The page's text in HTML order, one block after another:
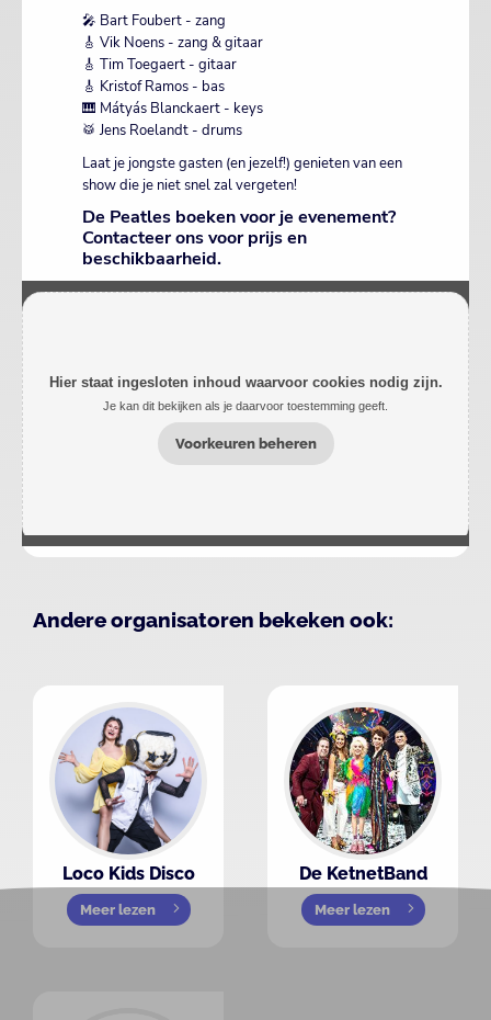
🎤 Bart Foubert - zang
🎸 Vik Noens - zang & gitaar
🎸 Tim Toegaert - gitaar
🎸 Kristof Ramos - bas
🎹 Mátyás Blanckaert - keys
🥁 Jens Roelandt - drums
Laat je jongste gasten (en jezelf!) genieten van een
show die je niet snel zal vergeten!
De Peatles boeken voor je evenement?
Contacteer ons voor prijs en
beschikbaarheid.
Hier staat ingesloten inhoud waarvoor cookies nodig zijn.
Je kan dit bekijken als je daarvoor toestemming geeft.
Voorkeuren beheren
Andere organisatoren bekeken ook:
Loco Kids Disco
Meer lezen
De KetnetBand
Meer lezen